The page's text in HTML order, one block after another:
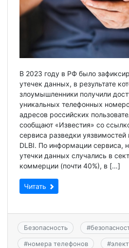
В 2023 году в РФ было
утечек данных, в результате
злоумышленники получили
уникальных телефонных
адресов российских
сообщают «Известия» со
сервиса разведки уязвимостей
DLBI. По информации сервиса,
утечки данных случались в
коммерции (почти 40%), в […]
Читать
Безопасность #
#номера телефонов #